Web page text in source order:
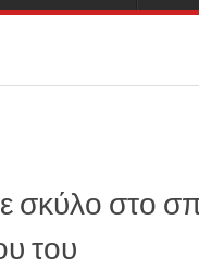
σκύλο στο
του